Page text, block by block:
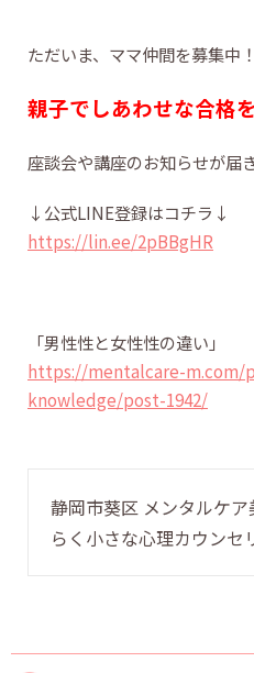
ただいま、ママ仲間を募集中！
親子でしあわせな合格
座談会や講座のお知らせが届
↓公式LINE登録はコチラ↓
https://lin.ee/2pBBgHR
「男性性と女性性の違い」
https://mentalcare-m.com/
knowledge/post-1942/
静岡市葵区 メンタルケ
らく小さな心理カウンセ